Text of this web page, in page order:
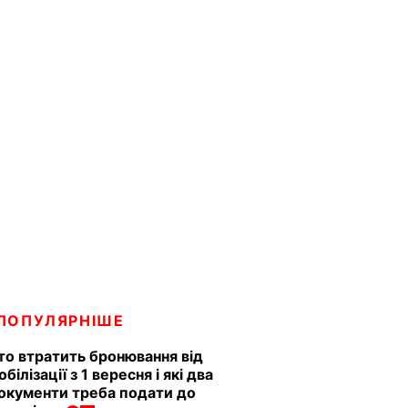
втратить бронювання від
з 1 вересня і які два
треба подати до